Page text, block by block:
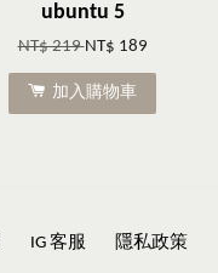
ubuntu 5
NT$ 219NT$ 189
加入購物車
IG 客服 隱私政策